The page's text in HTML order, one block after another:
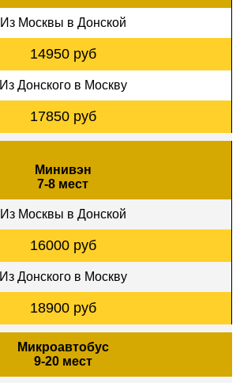
Из Москвы в Донской
14950 руб
Из Донского в Москву
17850 руб
Минивэн
7-8 мест
Из Москвы в Донской
16000 руб
Из Донского в Москву
18900 руб
Микроавтобус
9-20 мест